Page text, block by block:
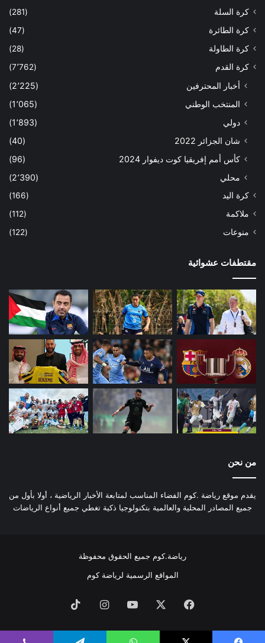
كرة السلة
(281)
كرة الطائرة
(47)
كرة الطاولة
(28)
كرة القدم
(7٬762)
أخبار المحترفين
(2٬225)
المنتخب الوطني
(1٬065)
دولي
(1٬893)
شان الجزائر 2022
(40)
كأس أمم إفريقيا كوت ديفوار 2024
(96)
محلي
(2٬390)
كرة اليد
(166)
ملاكمة
(112)
منوعات
(122)
مقتطفات عشوائية
من نحن
يقدم موقع رياضة .كوم الفضاء المناسب لمتابعة الأخبار الرياضية ، أولا بأول من
جميع المصادر المحلية والعالمية بتكنولوجيا ذكية تغطي جميع أنواع الرياضات
رياضة.كوم جميع الحقوق محفوظة
المواقع الرسمية لرياضة كوم
فيسبوك ‫YouTubeانستقرام